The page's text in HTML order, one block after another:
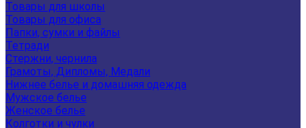
Товары для школы
Товары для офиса
Папки, сумки и файлы
Тетради
Стержни, чернила
Грамоты, Дипломы, Медали
Нижнее белье и домашняя одежда
Мужское белье
Женское белье
Колготки и чулки